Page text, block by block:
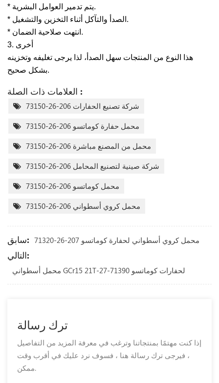
* يتم تدمير العوامل البشرية.
* الصدأ والتآكل أثناء التخزين والتشغيل.
* انتهت صلاحية الضمان.
3. أخرى
هذا النوع من المنتجات سهل الصدأ، لذا يرجى تغليفه وتخزينه
بشكل صحيح.
العلامات ذات الصلة :
شركة تصنيع الحفارات 206-26-73150
محمل حفارة كوماتسو 206-26-73150
محمل من المصنع مباشرة 206-26-73150
شركة صينية لتصنيع المحامل 206-26-73150
محمل كوماتسو 206-26-73150
محمل كروي أسطواني 206-26-73150
سابق: محمل كروي أسطواني لحفارة كوماتسو 207-26-71320
التالي:
محمل أسطواني GCr15 21T-27-71390 لحفارات كوماتسو
ترك رسالة
إذا كنت مهتمًا بمنتجاتنا وترغب في معرفة المزيد من التفاصيل
، فيرجى ترك رسالة هنا ، فسوف نرد عليك في أقرب وقت
ممكن.